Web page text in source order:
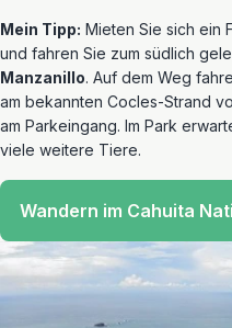
Mein Tipp: Mieten Sie sich ein
und fahren Sie zum südlich
Manzanillo. Auf dem Weg
am bekannten Cocles-Strand
am Parkeingang. Im Park
viele weitere Tiere.
Wandern im Cahuita